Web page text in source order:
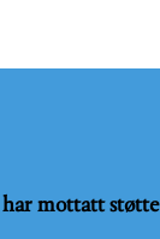
mottatt